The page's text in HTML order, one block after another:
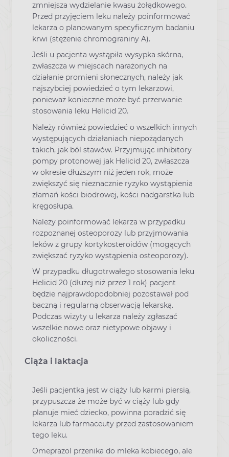
zmniejsza wydzielanie kwasu żołądkowego.
Przed przyjęciem leku należy poinformować
lekarza o planowanym specyficznym badaniu
krwi (stężenie chromograniny A).
Jeśli u pacjenta wystąpiła wysypka skórna,
zwłaszcza w miejscach narażonych na
działanie promieni słonecznych, należy jak
najszybciej powiedzieć o tym lekarzowi,
ponieważ konieczne może być przerwanie
stosowania leku Helicid 20.
Należy również powiedzieć o wszelkich innych
występujących działaniach niepożądanych
takich, jak ból stawów. Przyjmując inhibitory
pompy protonowej jak Helicid 20, zwłaszcza
w okresie dłuższym niż jeden rok, może
zwiększyć się nieznacznie ryzyko wystąpienia
złamań kości biodrowej, kości nadgarstka lub
kręgosłupa.
Należy poinformować lekarza w przypadku
rozpoznanej osteoporozy lub przyjmowania
leków z grupy kortykosteroidów (mogących
zwiększać ryzyko wystąpienia osteoporozy).
W przypadku długotrwałego stosowania leku
Helicid 20 (dłużej niż przez 1 rok) pacjent
będzie najprawdopodobniej pozostawał pod
baczną i regularną obserwacją lekarską.
Podczas wizyty u lekarza należy zgłaszać
wszelkie nowe oraz nietypowe objawy i
okoliczności.
Ciąża i laktacja
Jeśli pacjentka jest w ciąży lub karmi piersią,
przypuszcza że może być w ciąży lub gdy
planuje mieć dziecko, powinna poradzić się
lekarza lub farmaceuty przed zastosowaniem
tego leku.
Omeprazol przenika do mleka kobiecego, ale